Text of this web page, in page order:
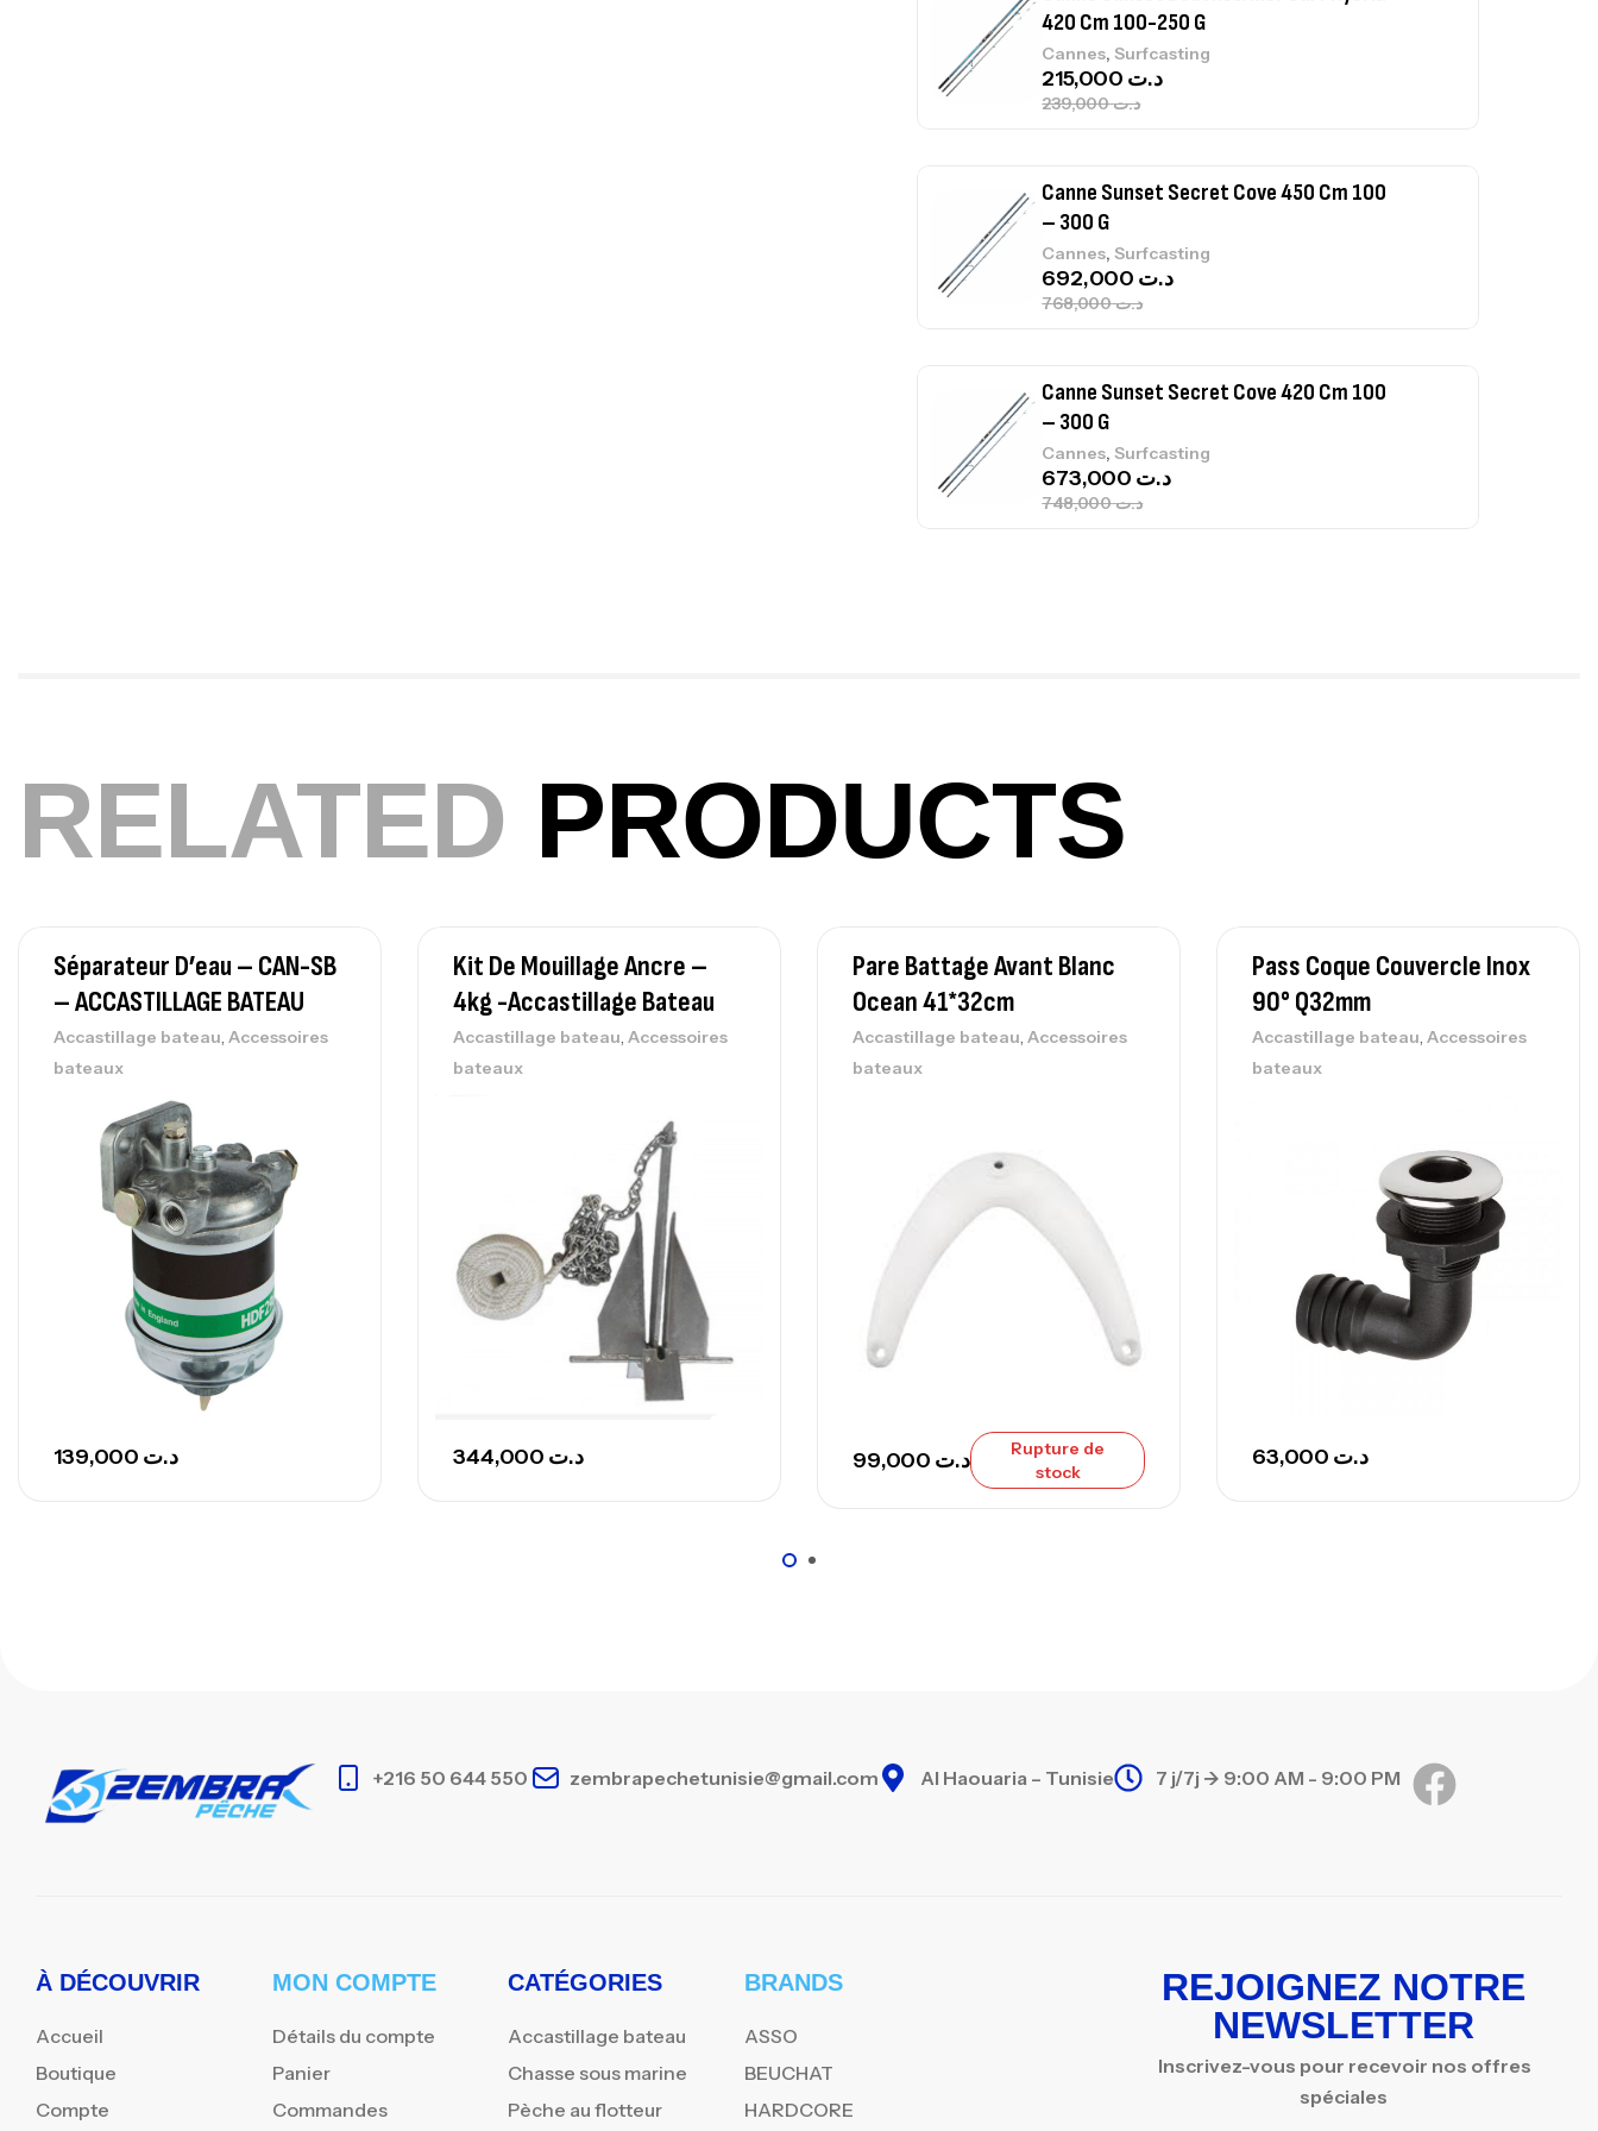
– 300 G
Cannes, Surfcasting
د.ت768,000
د.ت692,000
Canne Sunset Secret Cove 420 Cm 100
– 300 G
Cannes, Surfcasting
د.ت748,000
د.ت 673,000
Canne Jigging Sunset Massive Attack
1.83m 120/250gr 30kg
Cannes, Jigging
د.ت379,000
د.ت340,000
Volant 3 Branches Inox T26S/35
Accastillage bateau
Canne Sunset Beachstriker Surf Hybrid
Cannes
215,000
Canne Sunset Secret Cove 450 Cm 100
– 300 G
Cannes
Canne Sunset Secret Cove 420 Cm 100
د.ت
د.ت
RELATED PRODUCTS
Séparateur D’eau – CAN-SB
– ACCASTILLAGE BATEAU
Accastillage bateau, Accessoires
bateaux
د.ت
Kit De Mouillage Ancre –
4kg -Accastillage Bateau
Accastillage bateau, Accessoires
bateaux
د.ت
Pare Battage Avant Blanc
Ocean 41*32cm
Accastillage bateau, Accessoires
bateaux
د.ت
Rupture de
stock
Pass Coque Couvercle Inox
90° Q32mm
Accastillage bateau, Accessoires
bateaux
د.ت
+216 50 644 550 zembrapechetunisie@gmail.com Al Haouaria – Tunisie 7 j/7j -> 9:00 AM - 9:00 PM
À DÉCOUVRIR
Accueil
Boutique
Compte
MON COMPTE
Détails du compte
Panier
Commandes
CATÉGORIES
Accastillage bateau
Chasse sous marine
Pèche au flotteur
BRANDS
ASSO
BEUCHAT
HARDCORE
REJOIGNEZ NOTRE
NEWSLETTER
Inscrivez-vous pour recevoir nos offres
spéciales